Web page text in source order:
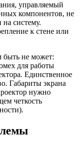
управляемый
компонентов, не
на систему.
к стене или
быть не может:
для работы
Единственное
Габариты экрана
нужно
четкость